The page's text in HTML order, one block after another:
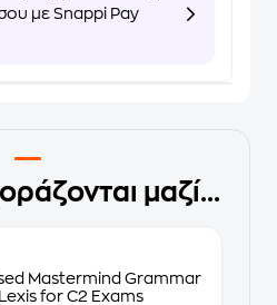
με Snappi Pay
μαζί...
Mastermind Grammar
for C2 Exams